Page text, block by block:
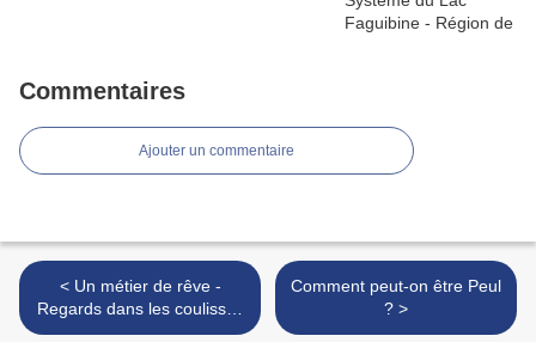
Commentaires
Ajouter un commentaire
< Un métier de rêve -
Regards dans les coulisses
du métier de consultant
Comment peut-on être Peul
? >